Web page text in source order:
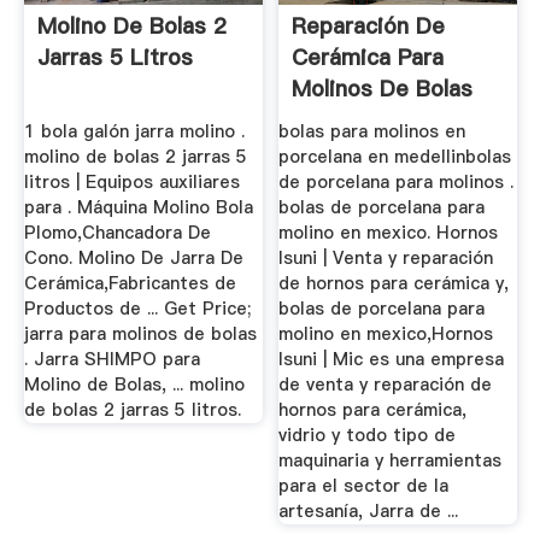
Molino De Bolas 2
Jarras 5 Litros
1 bola galón jarra molino .
molino de bolas 2 jarras 5
litros | Equipos auxiliares
para . Máquina Molino Bola
Plomo,Chancadora De
Cono. Molino De Jarra De
Cerámica,Fabricantes de
Productos de ... Get Price;
jarra para molinos de bolas
. Jarra SHIMPO para
Molino de Bolas, ... molino
de bolas 2 jarras 5 litros.
Reparación De
Cerámica Para
Molinos De Bolas
bolas para molinos en
porcelana en medellinbolas
de porcelana para molinos .
bolas de porcelana para
molino en mexico. Hornos
Isuni | Venta y reparación
de hornos para cerámica y,
bolas de porcelana para
molino en mexico,Hornos
Isuni | Mic es una empresa
de venta y reparación de
hornos para cerámica,
vidrio y todo tipo de
maquinaria y herramientas
para el sector de la
artesanía, Jarra de ...